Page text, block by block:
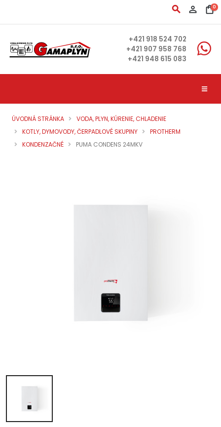
search person_outline shopping_bag0
+421 918 524 702
+421 907 958 768
+421 948 615 083
ÚVODNÁ STRÁNKA
VODA, PLYN, KÚRENIE, CHLADENIE
KOTLY, DYMOVODY, ČERPADLOVÉ SKUPINY
PROTHERM
KONDENZAČNÉ
PUMA CONDENS 24MKV